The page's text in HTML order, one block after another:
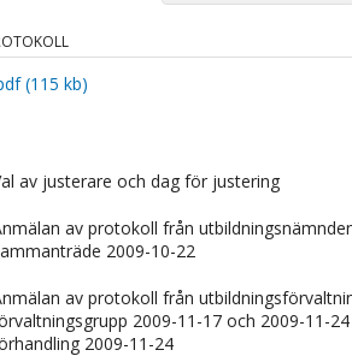
(115 kb)
av justerare och dag för justering
av protokoll från
2009-10-22
av protokoll från
2009-11-17 och 2009-11-
2009-11-24